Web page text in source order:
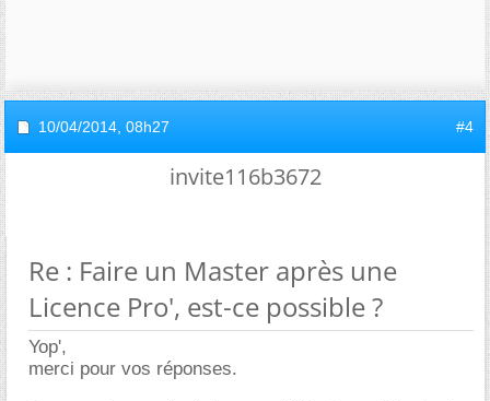
10/04/2014, 08h27 #4
invite116b3672
Re : Faire un Master après une
Licence Pro', est-ce possible ?
Yop',
merci pour vos réponses.